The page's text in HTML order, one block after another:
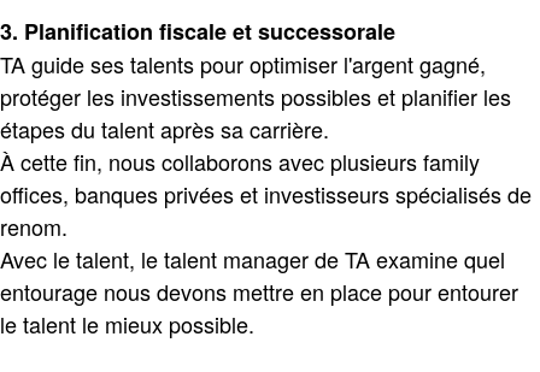
3. Planification fiscale et successorale
TA guide ses talents pour optimiser l'argent gagné,
protéger les investissements possibles et planifier les
étapes du talent après sa carrière.
À cette fin, nous collaborons avec plusieurs family
offices, banques privées et investisseurs spécialisés de
renom.
Avec le talent, le talent manager de TA examine quel
entourage nous devons mettre en place pour entourer
le talent le mieux possible.